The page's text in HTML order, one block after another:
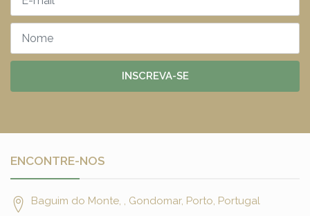
INSCREVA-SE
ENCONTRE-NOS
Baguim do Monte, , Gondomar, Porto, Portugal